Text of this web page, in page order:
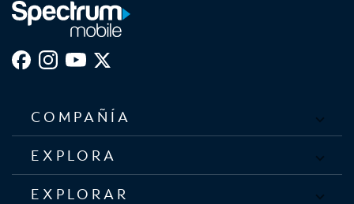
COMPAÑÍA
EXPLORA
EXPLORAR